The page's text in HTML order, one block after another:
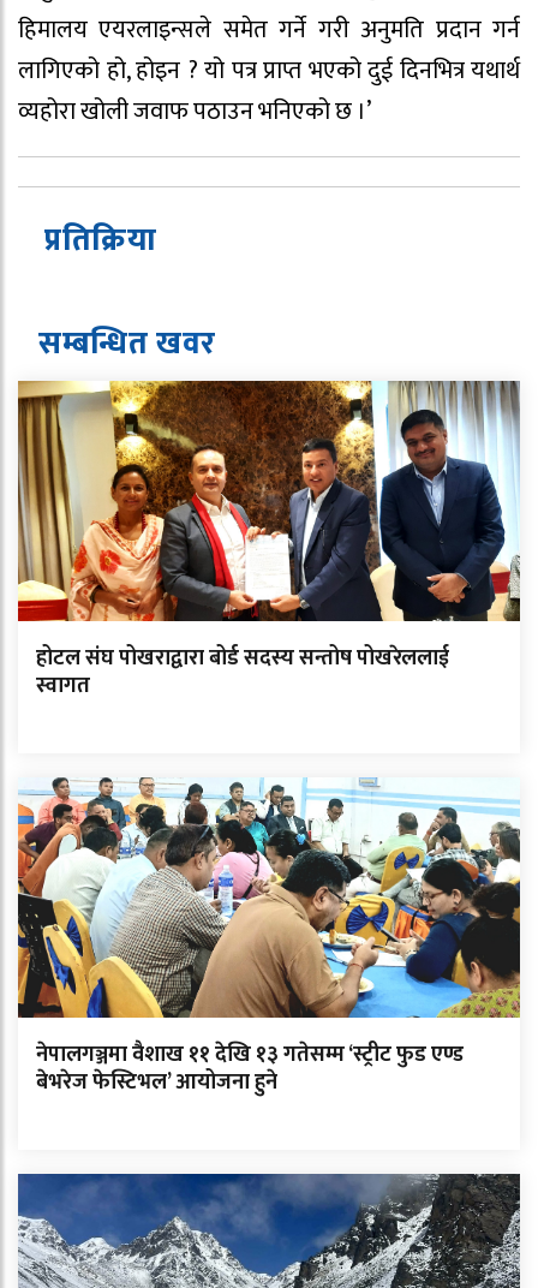
हिमालय एयरलाइन्सले समेत गर्ने गरी अनुमति प्रदान गर्न
लागिएको हो, होइन ? यो पत्र प्राप्त भएको दुई दिनभित्र यथार्थ
व्यहोरा खोली जवाफ पठाउन भनिएको छ ।’
प्रतिक्रिया
सम्बन्धित खवर
होटल संघ पोखराद्वारा बोर्ड सदस्य सन्तोष पोखरेललाई
स्वागत
नेपालगञ्जमा वैशाख ११ देखि १३ गतेसम्म ‘स्ट्रीट फुड एण्ड
बेभरेज फेस्टिभल’ आयोजना हुने